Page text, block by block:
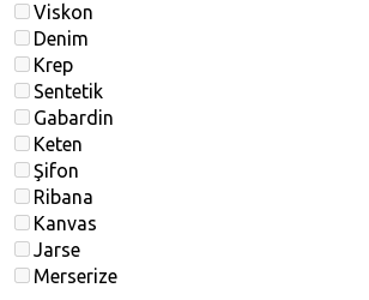
Viskon
Denim
Krep
Sentetik
Gabardin
Keten
Şifon
Ribana
Kanvas
Jarse
Merserize